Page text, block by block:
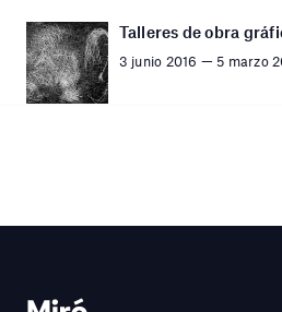
Talleres de obra
3 junio 2016 — 5 marzo